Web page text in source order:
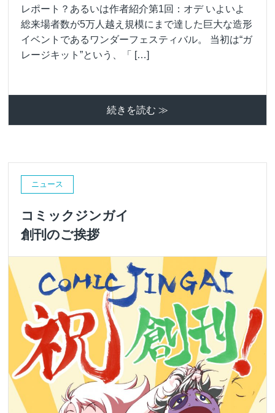
レポート？あるいは作者紹介第1回：オデ いよいよ
総来場者数が5万人越え規模にまで達した巨大な造形
イベントであるワンダーフェスティバル。 当初は“ガ
レージキット”という、「 […]
続きを読む ≫
ニュース
コミックジンガイ
創刊のご挨拶